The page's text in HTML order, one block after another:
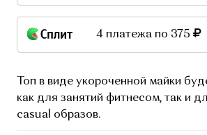
4 платежа по 375
Топ в виде укороченной майки
как для занятий фитнесом, так и
casual образов.